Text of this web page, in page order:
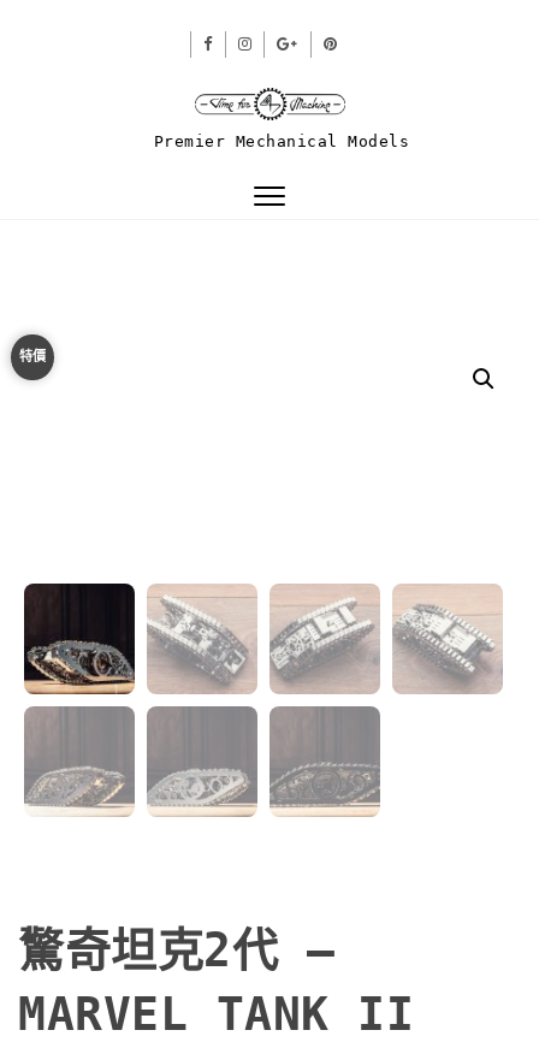
Premier Mechanical Models
Toggle
特價
驚奇坦克2代 –
MARVEL TANK II